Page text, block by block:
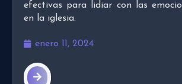
efectivas para lidiar con las
en la iglesia.
enero 11, 2024